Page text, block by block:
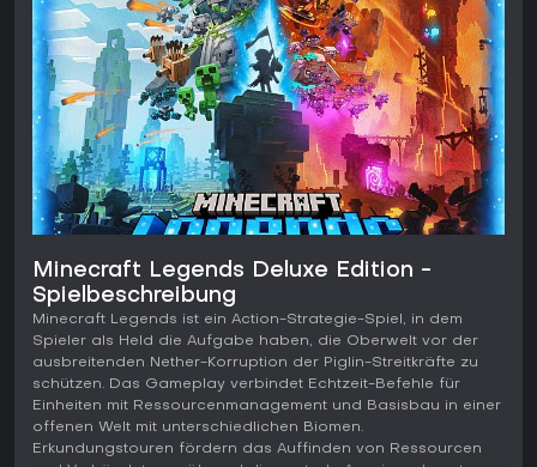
Minecraft Legends Deluxe Edition -
Spielbeschreibung
Minecraft Legends ist ein Action-Strategie-Spiel, in dem
Spieler als Held die Aufgabe haben, die Oberwelt vor der
ausbreitenden Nether-Korruption der Piglin-Streitkräfte zu
schützen. Das Gameplay verbindet Echtzeit-Befehle für
Einheiten mit Ressourcenmanagement und Basisbau in einer
offenen Welt mit unterschiedlichen Biomen.
Erkundungstouren fördern das Auffinden von Ressourcen